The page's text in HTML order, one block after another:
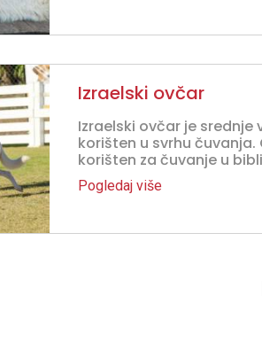
Izraelski ovčar
Izraelski ovčar je
korišten u svrhu
korišten za čuvanje u
Pogledaj više